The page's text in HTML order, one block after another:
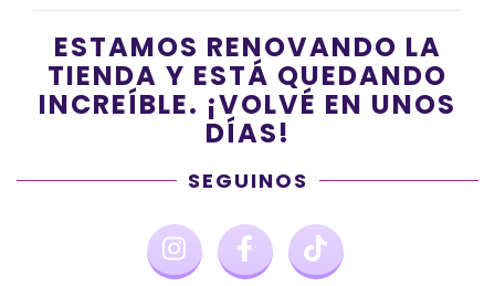
ESTAMOS RENOVANDO LA
TIENDA Y ESTÁ QUEDANDO
INCREÍBLE. ¡VOLVÉ EN UNOS
DÍAS!
SEGUINOS